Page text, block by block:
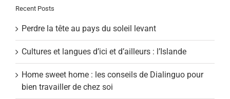
Recent Posts
Perdre la tête au pays du soleil levant
Cultures et langues d’ici et d’ailleurs : l’Islande
Home sweet home : les conseils de Dialinguo pour
bien travailler de chez soi